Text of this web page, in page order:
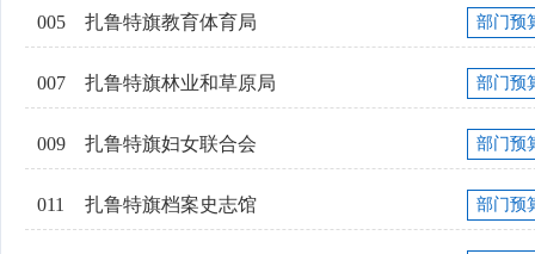
005 扎鲁特旗教育体育局 部门预
007 扎鲁特旗林业和草原局 部门预
009 扎鲁特旗妇女联合会 部门预
011 扎鲁特旗档案史志馆 部门预